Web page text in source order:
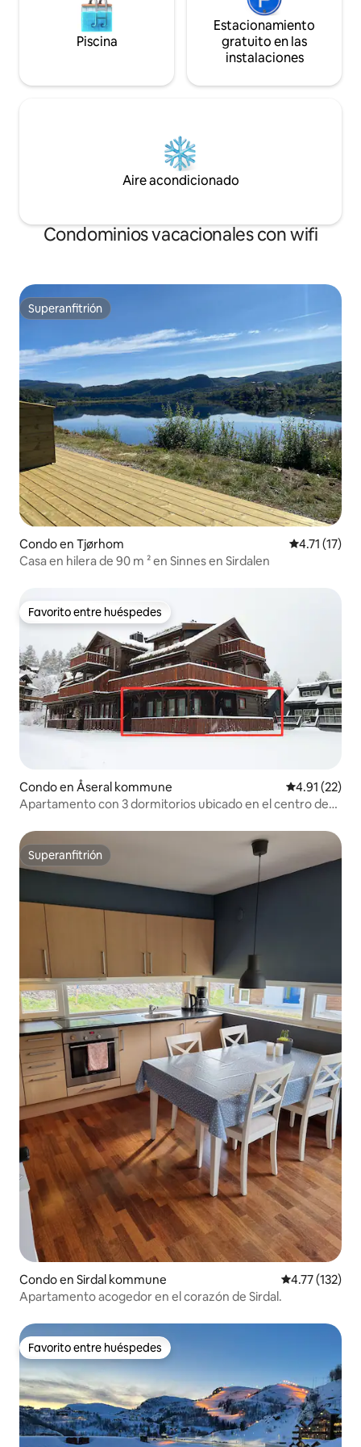
Piscina
Estacionamiento
gratuito en las
instalaciones
Aire acondicionado
Condominios vacacionales con wifi
Superanfitrión
Superanfitrión
Condo en Tjørhom Calificación
4.71 (17)
Casa en hilera de 90 m ² en Sinnes en Sirdalen
Favorito entre huéspedes
Favorito entre huéspedes
Condo en Åseral kommune Calificación
4.91 (22)
Apartamento con 3 dormitorios ubicado en el centro de
Superanfitrión
Superanfitrión
Condo en Sirdal kommune Calificación
4.77 (132)
Apartamento acogedor en el corazón de Sirdal.
Favorito entre huéspedes
Favorito entre huéspedes